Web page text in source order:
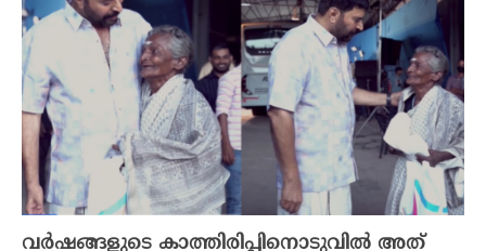
വർഷങ്ങളുടെ കാത്തിരിപ്പിനൊടുവിൽ അത്